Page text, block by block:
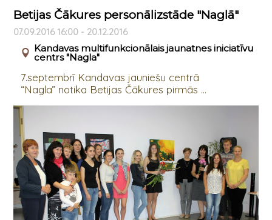
Betijas Čākures personālizstāde "Naglā"
07.09.2016 16:00 - 20.12.2016
Kandavas multifunkcionālais jaunatnes iniciatīvu
centrs "Nagla"
7.septembrī Kandavas jauniešu centrā
“Nagla” notika Betijas Čākures pirmās ...